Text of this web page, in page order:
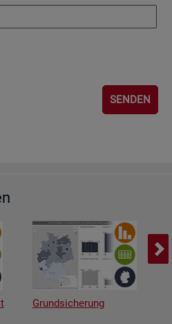
Grundsicherung